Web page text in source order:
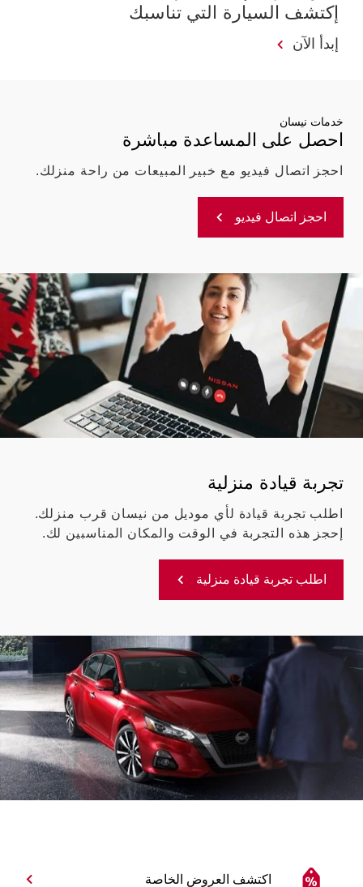
إكتشف السيارة التي تناسبك
إبدأ الآن
خدمات نيسان
احصل على المساعدة مباشرة
احجز اتصال فيديو مع خبير المبيعات من راحة منزلك.
احجز اتصال فيديو
تجربة قيادة منزلية
اطلب تجربة قيادة لأي موديل من نيسان قرب منزلك.
إحجز هذه التجربة في الوقت والمكان المناسبين لك.
اطلب تجربة قيادة منزلية
اكتشف العروض الخاصة